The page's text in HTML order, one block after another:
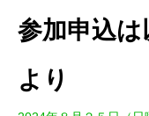
参加申込
より